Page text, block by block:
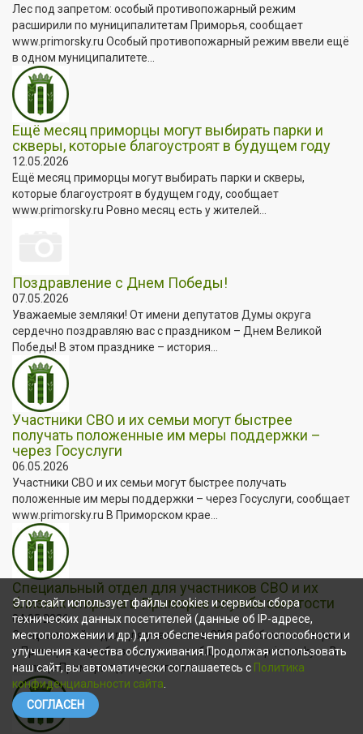
Лес под запретом: особый противопожарный режим
расширили по муниципалитетам Приморья, сообщает
www.primorsky.ru Особый противопожарный режим ввели ещё
в одном муниципалитете...
Ещё месяц приморцы могут выбирать парки и
скверы, которые благоустроят в будущем году
12.05.2026
Ещё месяц приморцы могут выбирать парки и скверы,
которые благоустроят в будущем году, сообщает
www.primorsky.ru Ровно месяц есть у жителей...
Поздравление с Днем Победы!
07.05.2026
Уважаемые земляки! От имени депутатов Думы округа
сердечно поздравляю вас с праздником – Днем Великой
Победы! В этом празднике – история...
Участники СВО и их семьи могут быстрее
получать положенные им меры поддержки –
через Госуслуги
06.05.2026
Участники СВО и их семьи могут быстрее получать
положенные им меры поддержки – через Госуслуги, сообщает
www.primorsky.ru В Приморском крае...
Специальный отдел для участников СВО и их
близких открыла в Приморье служба занятости
04.05.2026
Специальный отдел для участников СВО и их близких открыла
в Приморье служба занятости, сообщает www.primorsky.ru В
столице Приморья для участников...
Этот сайт использует файлы cookies и сервисы сбора
технических данных посетителей (данные об IP-адресе,
местоположении и др.) для обеспечения работоспособности и
улучшения качества обслуживания.Продолжая использовать
наш сайт, вы автоматически соглашаетесь с Политика
конфиденциальности сайта
СОГЛАСЕН